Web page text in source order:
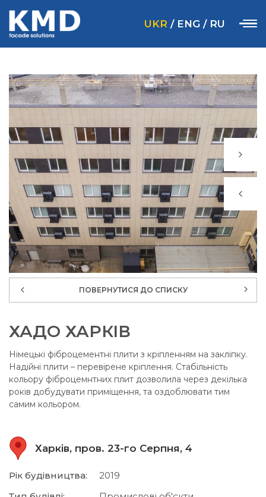
UKR / ENG / RU
ПОВЕРНУТИСЯ ДО СПИСКУ
ХАДО ХАРКІВ
Німецькі фіброцементні плити з кріпленням на закліпку.
Надійні плити – перевірене кріплення. Стабільність
кольору фіброцемнтних плит дозволила через декілька
років добудувати приміщення, та оздоблювати тим
самим кольором.
Харків, пров. 23-го Серпня, 4
Рік будівництва:
2019